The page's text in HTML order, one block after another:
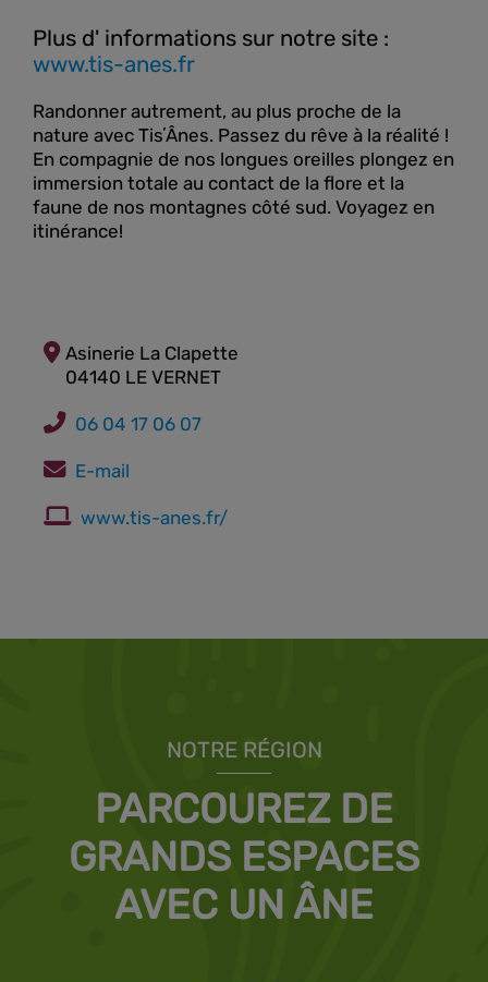
Plus d' informations sur notre site :
www.tis-anes.fr
Randonner autrement, au plus proche de la
nature avec TisʼÂnes. Passez du rêve à la réalité !
En compagnie de nos longues oreilles plongez en
immersion totale au contact de la flore et la
faune de nos montagnes côté sud. Voyagez en
itinérance!
Asinerie La Clapette
04140 LE VERNET
06 04 17 06 07
E-mail
www.tis-anes.fr/
NOTRE RÉGION
PARCOUREZ DE
GRANDS ESPACES
AVEC UN ÂNE